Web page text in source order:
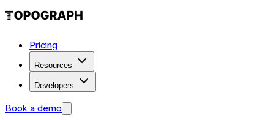
Pricing
Resources
Developers
Book a demo